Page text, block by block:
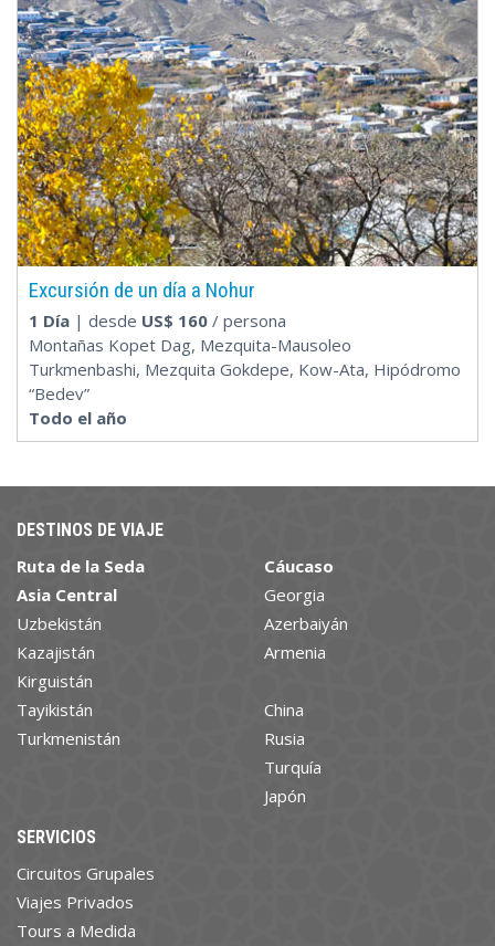
Excursión de un día a Nohur
1 Día | desde US$ 160 / persona
Montañas Kopet Dag, Mezquita-Mausoleo
Turkmenbashi, Mezquita Gokdepe, Kow-Ata, Hipódromo
“Bedev”
Todo el año
DESTINOS DE VIAJE
Ruta de la Seda
Asia Central
Uzbekistán
Kazajistán
Kirguistán
Tayikistán
Turkmenistán
Cáucaso
Georgia
Azerbaiyán
Armenia
China
Rusia
Turquía
Japón
SERVICIOS
Circuitos Grupales
Viajes Privados
Tours a Medida